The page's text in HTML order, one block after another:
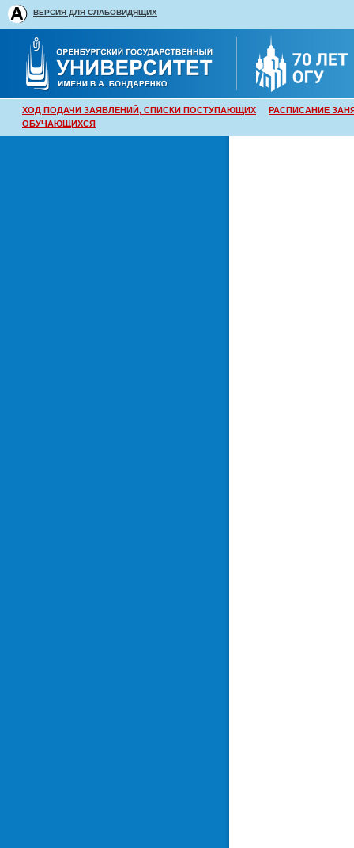
ВЕРСИЯ ДЛЯ СЛАБОВИДЯЩИХ
ХОД ПОДАЧИ ЗАЯВЛЕНИЙ, СПИСКИ ПОСТУПАЮЩИХ
РАСПИСАНИЕ
ОБУЧАЮЩИХСЯ